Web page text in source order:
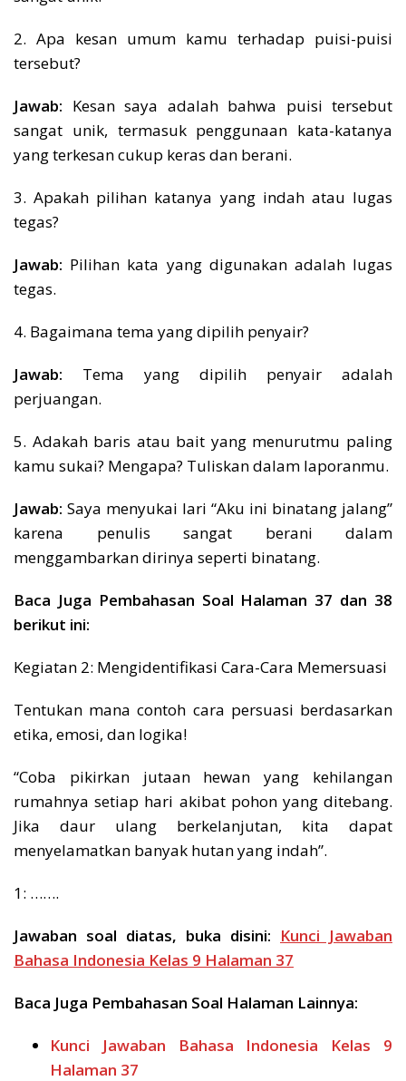
2. Apa kesan umum kamu terhadap puisi-puisi
tersebut?
Jawab: Kesan saya adalah bahwa puisi tersebut
sangat unik, termasuk penggunaan kata-katanya
yang terkesan cukup keras dan berani.
3. Apakah pilihan katanya yang indah atau lugas
tegas?
Jawab: Pilihan kata yang digunakan adalah lugas
tegas.
4. Bagaimana tema yang dipilih penyair?
Jawab: Tema yang dipilih penyair adalah
perjuangan.
5. Adakah baris atau bait yang menurutmu paling
kamu sukai? Mengapa? Tuliskan dalam laporanmu.
Jawab: Saya menyukai lari “Aku ini binatang jalang”
karena penulis sangat berani dalam
menggambarkan dirinya seperti binatang.
Baca Juga Pembahasan Soal Halaman 37 dan 38
berikut ini:
Kegiatan 2: Mengidentifikasi Cara-Cara Memersuasi
Tentukan mana contoh cara persuasi berdasarkan
etika, emosi, dan logika!
“Coba pikirkan jutaan hewan yang kehilangan
rumahnya setiap hari akibat pohon yang ditebang.
Jika daur ulang berkelanjutan, kita dapat
menyelamatkan banyak hutan yang indah”.
1: …….
Jawaban soal diatas, buka disini: Kunci Jawaban
Bahasa Indonesia Kelas 9 Halaman 37
Baca Juga Pembahasan Soal Halaman Lainnya:
Kunci Jawaban Bahasa Indonesia Kelas 9
Halaman 37